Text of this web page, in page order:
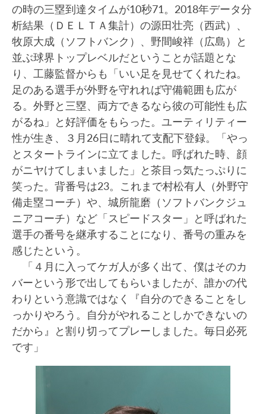
の時の三塁到達タイムが10秒71。2018年データ分
析結果（ＤＥＬＴＡ集計）の源田壮亮（西武）、
牧原大成（ソフトバンク）、野間峻祥（広島）と
並ぶ球界トップレベルだということが話題とな
り、工藤監督からも「いい足を見せてくれたね。
足のある選手が外野を守れれば守備範囲も広が
る。外野と三塁、両方できるなら彼の可能性も広
がるね」と好評価をもらった。ユーティリティー
性が生き、３月26日に晴れて支配下登録。「やっ
とスタートラインに立てました。呼ばれた時、顔
がニヤけてしまいました」と茶目っ気たっぷりに
笑った。背番号は23。これまで村松有人（外野守
備走塁コーチ）や、城所龍磨（ソフトバンクジュ
ニアコーチ）など「スピードスター」と呼ばれた
選手の番号を継承することになり、番号の重みを
感じたという。
「４月に入ってケガ人が多く出て、僕はそのカ
バーという形で出してもらいましたが、誰かの代
わりという意識ではなく『自分のできることをし
っかりやろう。自分がやれることしかできないの
だから』と割り切ってプレーしました。毎日必死
です」